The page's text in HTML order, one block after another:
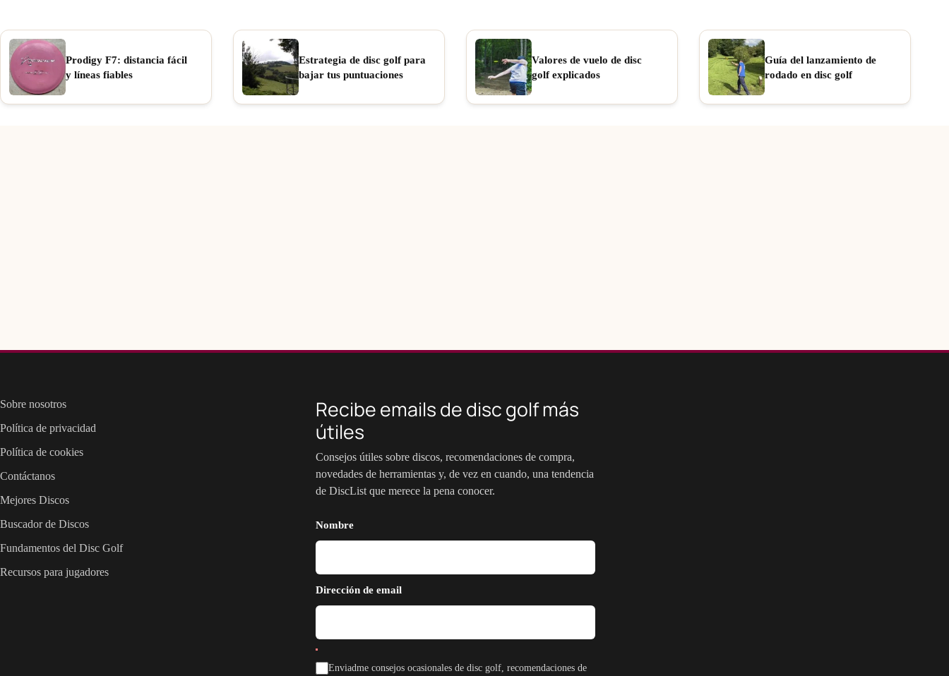
Prodigy F7: distancia fácil
y líneas fiables
Estrategia de disc golf para
bajar tus puntuaciones
Valores de vuelo de disc
golf explicados
Guía del lanzamiento de
rodado en disc golf
Sobre nosotros
Política de privacidad
Política de cookies
Contáctanos
Mejores Discos
Buscador de Discos
Fundamentos del Disc Golf
Recursos para jugadores
Recibe emails de disc golf más
útiles
Consejos útiles sobre discos, recomendaciones de compra,
novedades de herramientas y, de vez en cuando, una tendencia
de DiscList que merece la pena conocer.
Nombre
Dirección de email
Enviadme consejos ocasionales de disc golf, recomendaciones de